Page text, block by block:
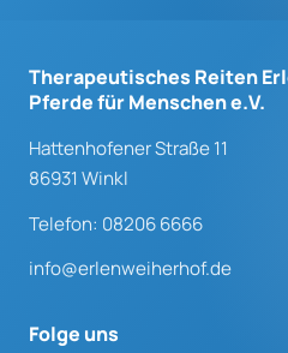
Therapeutisches Reiten
Pferde für Menschen e.V.
Hattenhofener Straße 11
86931 Winkl
Telefon: 08206 6666
info@erlenweiherhof.de
Folge uns